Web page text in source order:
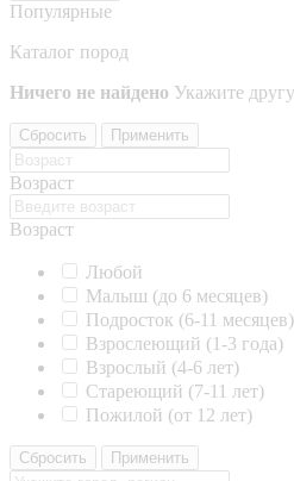
Популярные
Каталог пород
Ничего не найдено Укажите
Сбросить Применить
Возраст
Возраст
Любой
Малыш (до 6 месяцев)
Подросток (6-11 месяцев)
Взрослеющий (1-3 года)
Взрослый (4-6 лет)
Стареющий (7-11 лет)
Пожилой (от 12 лет)
Сбросить Применить